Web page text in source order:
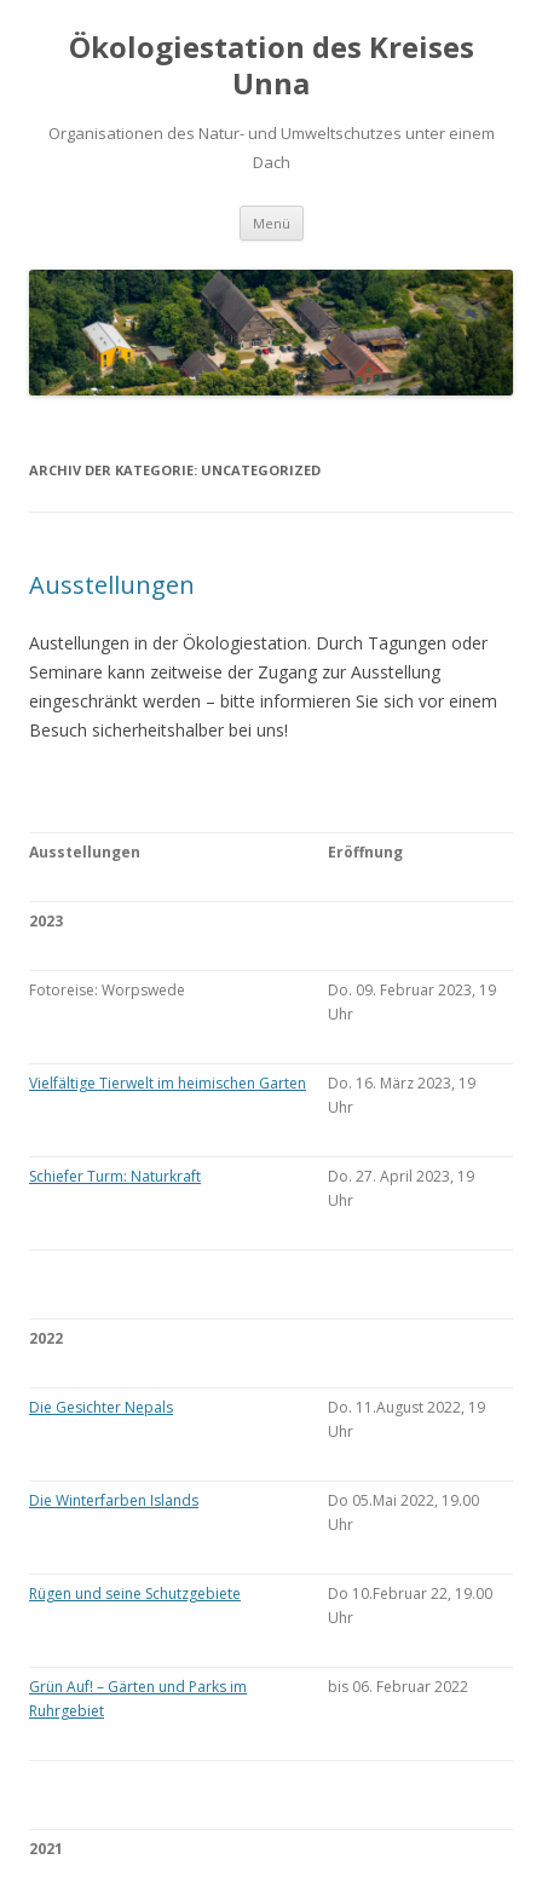
Ökologiestation des Kreises
Unna
Organisationen des Natur- und Umweltschutzes unter einem
Dach
Menü Zum
springen
ARCHIV DER KATEGORIE: UNCATEGORIZED
Ausstellungen
Austellungen in der Ökologiestation. Durch Tagungen oder
Seminare kann zeitweise der Zugang zur Ausstellung
eingeschränkt werden – bitte informieren Sie sich vor einem
Besuch sicherheitshalber bei uns!
Ausstellungen Eröffnung
2023
Fotoreise: Worpswede
Do. 09. Februar 2023, 19
Uhr
Vielfältige Tierwelt im heimischen Garten
Do. 16. März 2023, 19
Uhr
Schiefer Turm: Naturkraft
Do. 27. April 2023, 19
Uhr
2022
Die Gesichter Nepals
Do. 11.August 2022, 19
Uhr
Die Winterfarben Islands
Do 05.Mai 2022, 19.00
Uhr
Rügen und seine Schutzgebiete
Do 10.Februar 22, 19.00
Uhr
Grün Auf! – Gärten und Parks im
Ruhrgebiet
bis 06. Februar 2022
2021